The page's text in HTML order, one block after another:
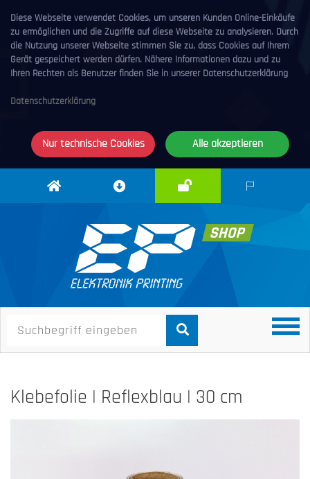
Diese Webseite verwendet Cookies, um unseren Kunden Online-Einkäufe
zu ermöglichen und die Zugriffe auf diese Webseite zu analysieren. Durch
die Nutzung unserer Webseite stimmen Sie zu, dass Cookies auf Ihrem
Gerät gespeichert werden dürfen. Nähere Informationen dazu und zu
Ihren Rechten als Benutzer finden Sie in unserer Datenschutzerklärung
Datenschutzerklärung
Nur technische Cookies Alle akzeptieren
Elektronik
Downloadcenter
Klebefolie | Reflexblau | 30 cm